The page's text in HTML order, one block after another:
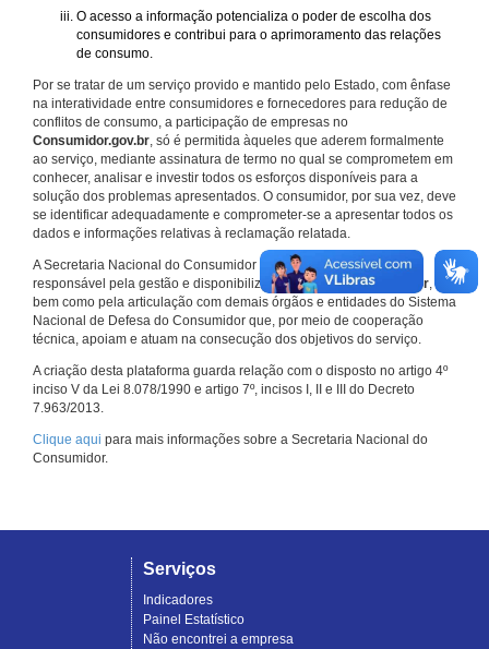
O acesso a informação potencializa o poder de escolha dos
consumidores e contribui para o aprimoramento das relações
de consumo.
Por se tratar de um serviço provido e mantido pelo Estado, com ênfase
na interatividade entre consumidores e fornecedores para redução de
conflitos de consumo, a participação de empresas no
Consumidor.gov.br, só é permitida àqueles que aderem formalmente
ao serviço, mediante assinatura de termo no qual se comprometem em
conhecer, analisar e investir todos os esforços disponíveis para a
solução dos problemas apresentados. O consumidor, por sua vez, deve
se identificar adequadamente e comprometer-se a apresentar todos os
dados e informações relativas à reclamação relatada.
A Secretaria Nacional do Consumidor do Ministério da Justiça é a
responsável pela gestão e disponibilização doConsumidor.gov.br,
bem como pela articulação com demais órgãos e entidades do Sistema
Nacional de Defesa do Consumidor que, por meio de cooperação
técnica, apoiam e atuam na consecução dos objetivos do serviço.
A criação desta plataforma guarda relação com o disposto no artigo 4º
inciso V da Lei 8.078/1990 e artigo 7º, incisos I, II e III do Decreto
7.963/2013.
Clique aqui para mais informações sobre a Secretaria Nacional do
Consumidor.
Serviços
Indicadores
Painel Estatístico
Não encontrei a empresa